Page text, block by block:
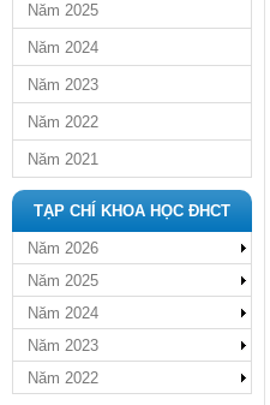
Năm 2025
Năm 2024
Năm 2023
Năm 2022
Năm 2021
TẠP CHÍ KHOA HỌC ĐHCT
Năm 2026
Năm 2025
Năm 2024
Năm 2023
Năm 2022